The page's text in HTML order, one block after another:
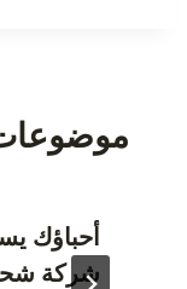
أحباؤك
شركة